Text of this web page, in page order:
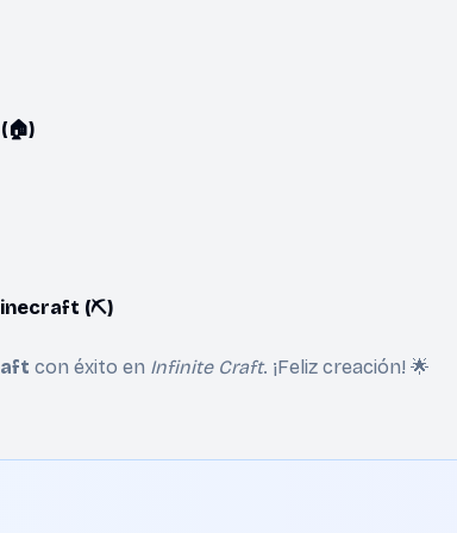
(⛏️)
con éxito en Infinite Craft. ¡Feliz creación! 🌟